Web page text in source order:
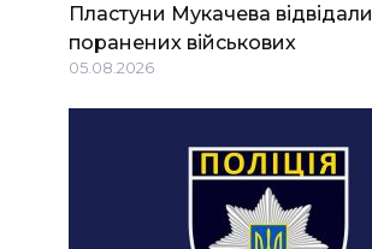
Пластуни Мукачева відвідали
поранених військових
05.08.2026